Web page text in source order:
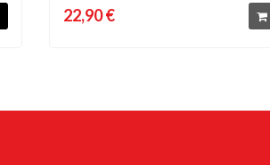
22,90 €